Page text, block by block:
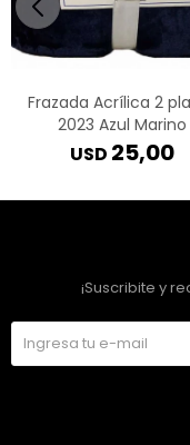
Frazada Acrílica 2
2023 Azul Marino
USD 25,00
¡Suscribite y